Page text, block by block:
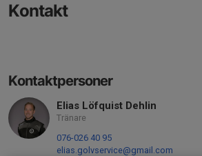
Kontakt
Kontaktpersoner
Elias Löfquist Dehlin
Tränare
076-026 40 95
elias.golvservice@gmail.com